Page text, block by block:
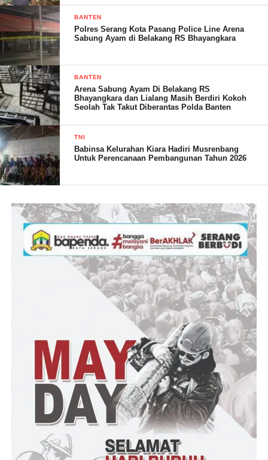
BANTEN
Polres Serang Kota Pasang Police Line Arena
Sabung Ayam di Belakang RS Bhayangkara
BANTEN
Arena Sabung Ayam Di Belakang RS
Bhayangkara dan Lialang Masih Berdiri Kokoh
Seolah Tak Takut Diberantas Polda Banten
TNI
Babinsa Kelurahan Kiara Hadiri Musrenbang
Untuk Perencanaan Pembangunan Tahun 2026